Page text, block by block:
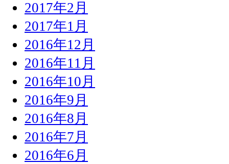
2017年2月
2017年1月
2016年12月
2016年11月
2016年10月
2016年9月
2016年8月
2016年7月
2016年6月